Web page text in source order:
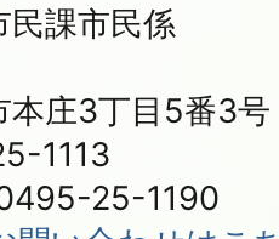
民課市民係
本庄3丁目5番3号
1113
25-1190